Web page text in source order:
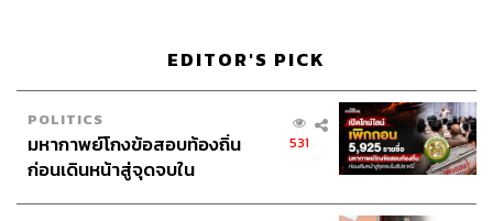
EDITOR'S PICK
POLITICS
มหากาพย์โกงข้อสอบท้องถิ่น
ก่อนเดินหน้าสู่จุดจบใน
531